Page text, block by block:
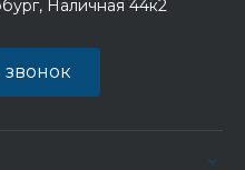
Наличная 44к2
звонок